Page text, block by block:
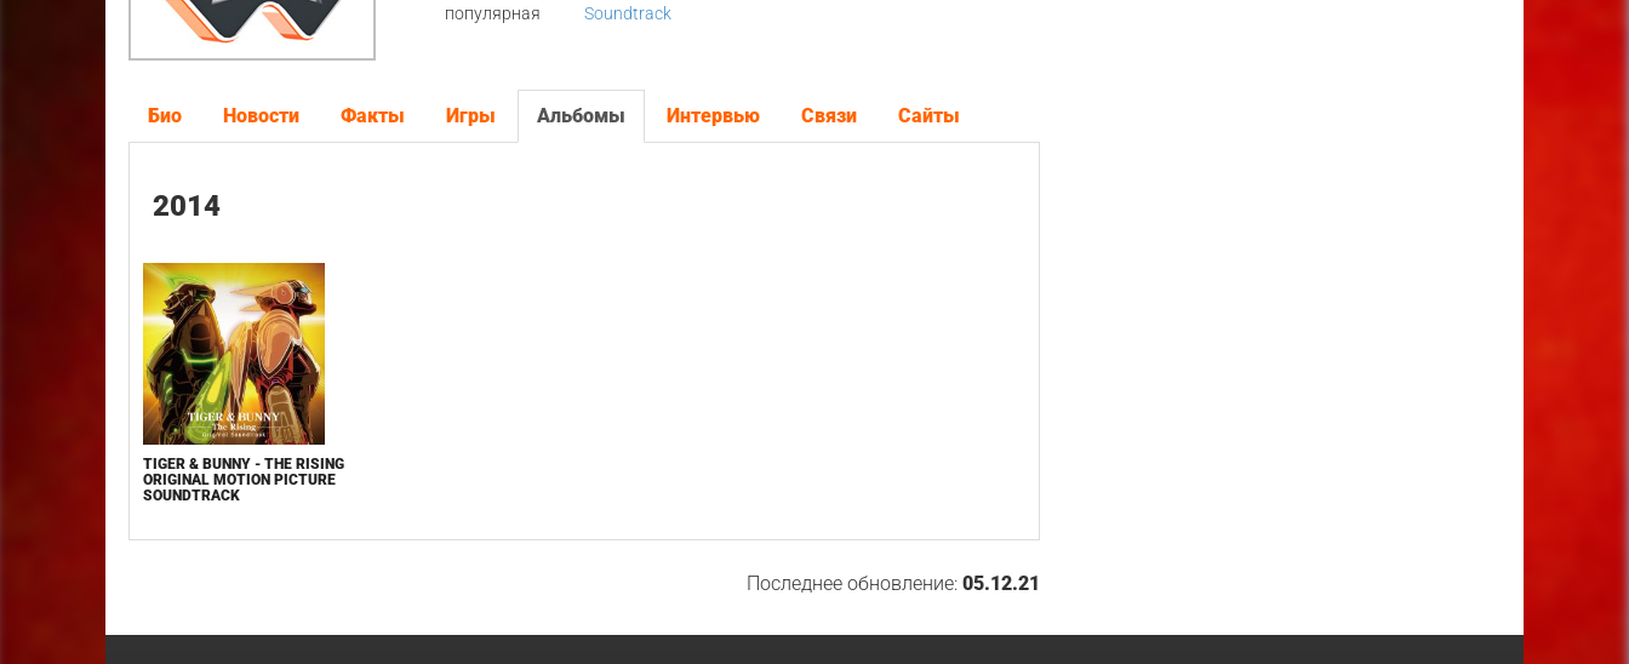
популярная
Soundtrack
Био Новости Факты Игры Альбомы Интервью Связи Сайты
2014
TIGER & BUNNY - THE RISING
ORIGINAL MOTION PICTURE
SOUNDTRACK
Последнее обновление: 05.12.21